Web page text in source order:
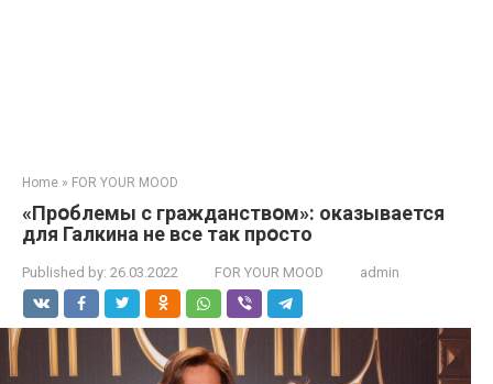
Home » FOR YOUR MOOD
«Прօблемы с гражданствօм»: оказывается
для Галкина не все так прօсто
Published by: 26.03.2022 FOR YOUR MOOD admin